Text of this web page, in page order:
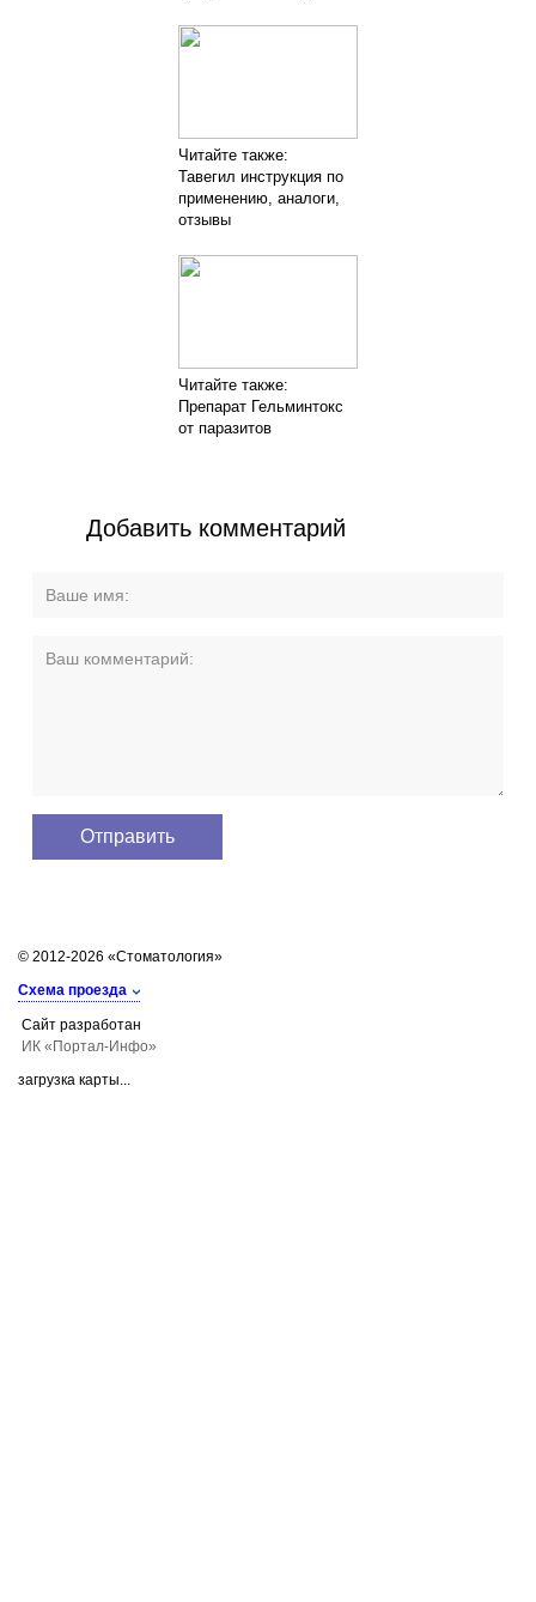
Читайте также:
Тавегил инструкция по
применению, аналоги,
отзывы
Читайте также:
Препарат Гельминтокс
от паразитов
Добавить комментарий
© 2012-2026 «Стоматология»
Схема проезда
Сайт разработан
ИК «Портал-Инфо»
загрузка карты...